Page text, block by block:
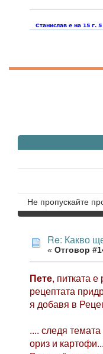
Не пропускайте
Re: Какво
« Отговор
Пете, питката
рецептата
я добавя в
.... следя
ориз и